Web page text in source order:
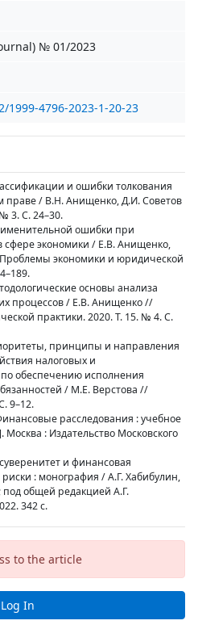
№ 01/2023
1999-4796-2023-1-20-23
и ошибки толкования
праве / В.Н. Анищенко, Д.И. Советов
3. С. 24–30.
ошибки при
сфере экономики / Е.В. Анищенко,
экономики и юридической
основы анализа
процессов / Е.В. Анищенко //
практики. 2020. Т. 15. № 4. С.
принципы и направления
налоговых и
обеспечению исполнения
/ М.Е. Верстова //
9–12.
расследования : учебное
: Издательство Московского
и финансовая
: монография / А.Г. Хабибулин,
общей редакцией А.Г.
342 с.
to the article
Log In